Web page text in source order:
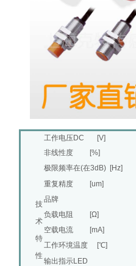
技
术
特
性
工作电压DC [V]
非线性度 [%]
极限频率在(在3dB) [Hz]
重复精度 [um]
品牌
负载电阻 [Ω]
空载电流 [mA]
工作环境温度 [℃]
输出指示LED